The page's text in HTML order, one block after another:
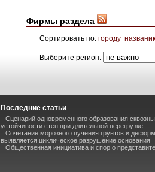
Фирмы раздела
Сортировать по: городу
Выберите регион:
Последние статьи
Сценарий одновременного образования
устойчивости стен при длительной перегрузке
Сочетание морозного пучения грунтов и
выявляется циклическое разрушение основания
Общественная инициатива и спор о